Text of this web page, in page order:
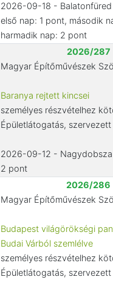
2026-09-18 - Balatonfüred
első nap: 1 pont, második
harmadik nap: 2 pont
2026/287
Magyar Építőművészek
Baranya rejtett kincsei
személyes részvételhez
Épületlátogatás, szervezett
2026-09-12 - Nagydobsza
2 pont
2026/286
Magyar Építőművészek
Budapest világörökségi
Budai Várból szemlélve
személyes részvételhez
Épületlátogatás, szervezett